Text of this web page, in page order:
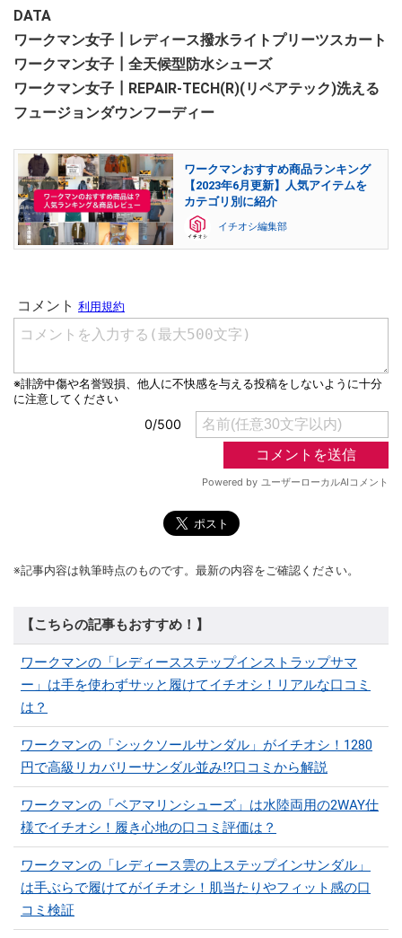
DATA
ワークマン女子┃レディース撥水ライトプリーツスカート
ワークマン女子┃全天候型防水シューズ
ワークマン女子┃REPAIR-TECH(R)(リペアテック)洗える
フュージョンダウンフーディー
ワークマンおすすめ商品ランキング
【2023年6月更新】人気アイテムを
カテゴリ別に紹介
イチオシ編集部
※記事内容は執筆時点のものです。最新の内容をご確認ください。
【こちらの記事もおすすめ！】
ワークマンの「レディースステップインストラップサマ
ー」は手を使わずサッと履けてイチオシ！リアルな口コミ
は？
ワークマンの「シックソールサンダル」がイチオシ！1280
円で高級リカバリーサンダル並み!?口コミから解説
ワークマンの「ベアマリンシューズ」は水陸両用の2WAY仕
様でイチオシ！履き心地の口コミ評価は？
ワークマンの「レディース雲の上ステップインサンダル」
は手ぶらで履けてがイチオシ！肌当たりやフィット感の口
コミ検証